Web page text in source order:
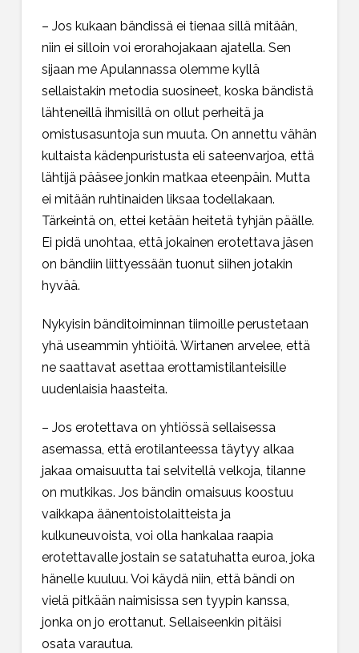
– Jos kukaan bändissä ei tienaa sillä mitään,
niin ei silloin voi erorahojakaan ajatella. Sen
sijaan me Apulannassa olemme kyllä
sellaistakin metodia suosineet, koska bändistä
lähteneillä ihmisillä on ollut perheitä ja
omistusasuntoja sun muuta. On annettu vähän
kultaista kädenpuristusta eli sateenvarjoa, että
lähtijä pääsee jonkin matkaa eteenpäin. Mutta
ei mitään ruhtinaiden liksaa todellakaan.
Tärkeintä on, ettei ketään heitetä tyhjän päälle.
Ei pidä unohtaa, että jokainen erotettava jäsen
on bändiin liittyessään tuonut siihen jotakin
hyvää.
Nykyisin bänditoiminnan tiimoille perustetaan
yhä useammin yhtiöitä. Wirtanen arvelee, että
ne saattavat asettaa erottamistilanteisille
uudenlaisia haasteita.
– Jos erotettava on yhtiössä sellaisessa
asemassa, että erotilanteessa täytyy alkaa
jakaa omaisuutta tai selvitellä velkoja, tilanne
on mutkikas. Jos bändin omaisuus koostuu
vaikkapa äänentoistolaitteista ja
kulkuneuvoista, voi olla hankalaa raapia
erotettavalle jostain se satatuhatta euroa, joka
hänelle kuuluu. Voi käydä niin, että bändi on
vielä pitkään naimisissa sen tyypin kanssa,
jonka on jo erottanut. Sellaiseenkin pitäisi
osata varautua.